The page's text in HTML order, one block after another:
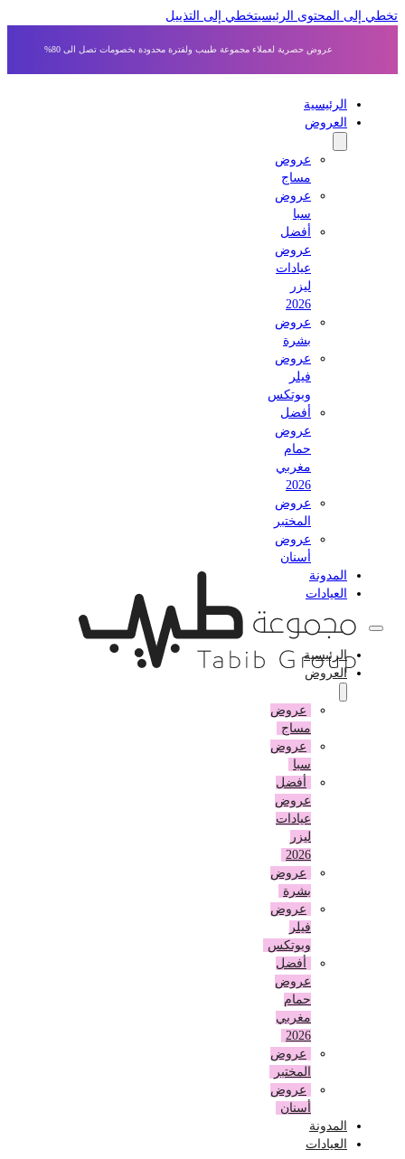
إلى المحتوى الرئيسي تخطي إلى التذييل
عروض حصرية لعملاء مجموعة طبيب ولفترة محدودة بخصومات تصل الى 80%
الرئيسية
العروض
عروض
مساج
عروض
أفضل
عروض
عيادات
عروض
بشرة
عروض
وبوتكس
أفضل
عروض
حمام
مغربي
عروض
المختبر
عروض
أسنان
المدونة
العيادات
الرئيسية
العروض
عروض
مساج
عروض
أفضل
عروض
عيادات
عروض
بشرة
عروض
وبوتكس
أفضل
عروض
حمام
مغربي
عروض
المختبر
عروض
أسنان
المدونة
العيادات